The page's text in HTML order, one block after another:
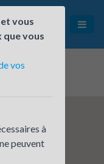
vous
que vous
vos
à
peuvent